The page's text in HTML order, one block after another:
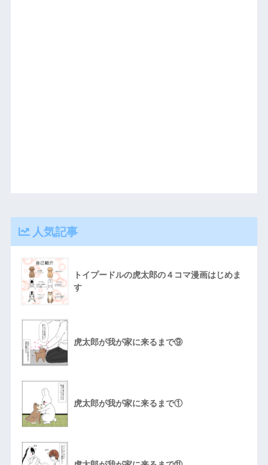
人気記事
トイプードルの虎太郎の４コマ漫画はじめま
す
虎太郎が我が家に来るまで⑨
虎太郎が我が家に来るまで①